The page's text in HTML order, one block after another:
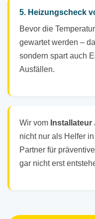
5. Heizungscheck
Bevor die
gewartet werden –
sondern spart auch
Ausfällen.
Wir vom
nicht nur als Helfer
Partner für
gar nicht erst